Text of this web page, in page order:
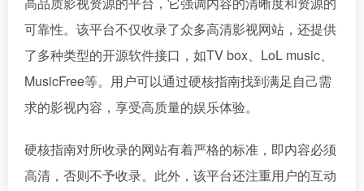
可靠性。该平台不仅收录了众多高清影视网站，还提供
了多种类型的开源软件接口，如TV box、LoL music、
MusicFree等。用户可以通过硬核指南找到满足自己需
求的影视内容，享受高质量的娱乐体验。
硬核指南对所收录的网站有着严格的标准，即内容必须
高清，否则不予收录。此外，该平台还注重用户的互动